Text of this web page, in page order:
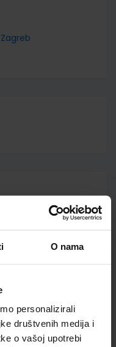
O nama
personalizirali
društvenih medija i
o vašoj upotrebi